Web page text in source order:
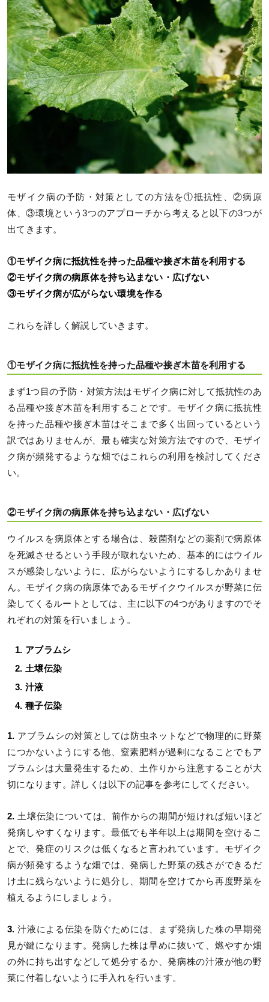
モザイク病の予防・対策としての方法を①抵抗性、②病原
体、③環境という3つのアプローチから考えると以下の3つが
出てきます。
①モザイク病に抵抗性を持った品種や接ぎ木苗を利用する
②モザイク病の病原体を持ち込まない・広げない
③モザイク病が広がらない環境を作る
これらを詳しく解説していきます。
①モザイク病に抵抗性を持った品種や接ぎ木苗を利用する
まず1つ目の予防・対策方法はモザイク病に対して抵抗性のあ
る品種や接ぎ木苗を利用することです。モザイク病に抵抗性
を持った品種や接ぎ木苗はそこまで多く出回っているという
訳ではありませんが、最も確実な対策方法ですので、モザイ
ク病が頻発するような畑ではこれらの利用を検討してくださ
い。
②モザイク病の病原体を持ち込まない・広げない
ウイルスを病原体とする場合は、殺菌剤などの薬剤で病原体
を死滅させるという手段が取れないため、基本的にはウイル
スが感染しないように、広がらないようにするしかありませ
ん。モザイク病の病原体であるモザイクウイルスが野菜に伝
染してくるルートとしては、主に以下の4つがありますのでそ
れぞれの対策を行いましょう。
アブラムシ
土壌伝染
汁液
種子伝染
1. アブラムシの対策としては防虫ネットなどで物理的に野菜
につかないようにする他、窒素肥料が過剰になることでもア
ブラムシは大量発生するため、土作りから注意することが大
切になります。詳しくは以下の記事を参考にしてください。
2.土壌伝染については、前作からの期間が短ければ短いほど
発病しやすくなります。最低でも半年以上は期間を空けるこ
とで、発症のリスクは低くなると言われています。モザイク
病が頻発するような畑では、発病した野菜の残さができるだ
け土に残らないように処分し、期間を空けてから再度野菜を
植えるようにしましょう。
3.汁液による伝染を防ぐためには、まず発病した株の早期発
見が鍵になります。発病した株は早めに抜いて、燃やすか畑
の外に持ち出すなどして処分するか、発病株の汁液が他の野
菜に付着しないように手入れを行います。